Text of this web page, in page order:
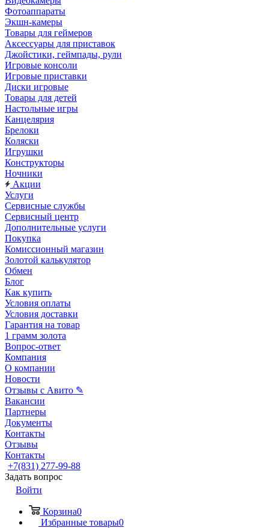
Фотоаппараты
Экшн-камеры
Товары для геймеров
Аксессуары для приставок
Джойстики, геймпады, рули
Игровые консоли
Игровые приставки
Диски игровые
Товары для детей
Настольные игры
Канцелярия
Брелоки
Коляски
Игрушки
Конструкторы
Ночники
Акции
Услуги
Сервисные службы
Сервисный центр
Дополнительные услуги
Покупка
Комиссионный магазин
Золотой калькулятор
Обмен
Блог
Как купить
Условия оплаты
Условия доставки
Гарантия на товар
1 грамм золота
Вопрос-ответ
Компания
О компании
Новости
Отзывы с Авито ✎
Вакансии
Партнеры
Документы
Контакты
Отзывы
Контакты
+7(831) 277-99-88
Задать вопрос
Войти
Корзина0
Избранные товары0